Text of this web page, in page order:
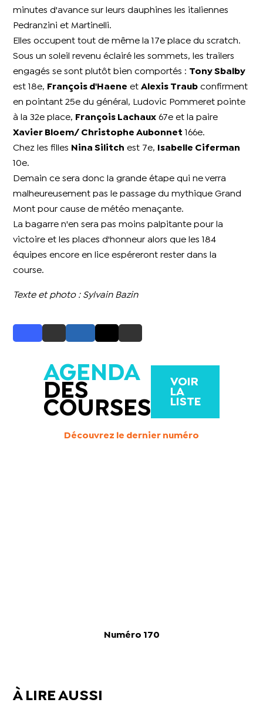
minutes d'avance sur leurs dauphines les italiennes
Pedranzini et Martinelli.
Elles occupent tout de même la 17e place du scratch.
Sous un soleil revenu éclairé les sommets, les trailers
engagés se sont plutôt bien comportés : Tony Sbalby
est 18e,
François d'Haene etAlexis Traub confirment
en pointant 25e du général, Ludovic Pommeret pointe
à la 32e place,
François Lachaux 67e et la paire
Xavier Bloem/ Christophe Aubonnet
166e.
Chez les filles
Nina Silitch est 7e,
Isabelle Ciferman
10e.
Demain ce sera donc la grande étape qui ne verra
malheureusement pas le passage du mythique Grand
Mont pour cause de météo menaçante.
La bagarre n'en sera pas moins palpitante pour la
victoire et les places d'honneur alors que les 184
équipes encore en lice espéreront rester dans la
course.
Texte et photo: Sylvain Bazin
AGENDA
DES
COURSES
VOIR
LA
LISTE
Découvrez le dernier numéro
Numéro 170
À LIRE AUSSI